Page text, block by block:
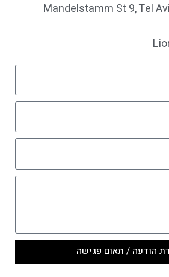
Mandelstamm St 9, Tel
הודעה / תאום פגישה